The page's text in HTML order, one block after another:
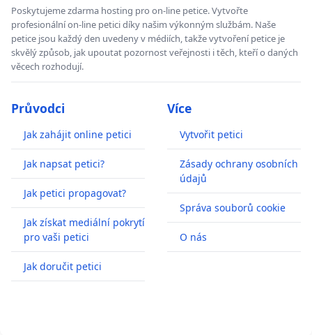
Poskytujeme zdarma hosting pro on-line petice. Vytvořte
profesionální on-line petici díky našim výkonným službám. Naše
petice jsou každý den uvedeny v médiích, takže vytvoření petice je
skvělý způsob, jak upoutat pozornost veřejnosti i těch, kteří o daných
věcech rozhodují.
Průvodci
Jak zahájit online petici
Jak napsat petici?
Jak petici propagovat?
Jak získat mediální pokrytí
pro vaši petici
Jak doručit petici
Více
Vytvořit petici
Zásady ochrany osobních
údajů
Správa souborů cookie
O nás